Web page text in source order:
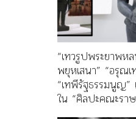
“เทวรูปพระยาพห
พยุหเสนา” “อรุณ
“เทพีรัฐธรรมนูญ”
ใน “ศิลปะคณะรา